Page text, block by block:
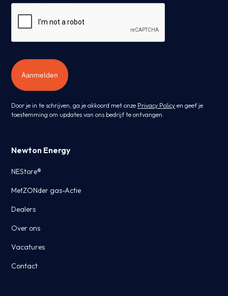
Aanmelden
Door je in te schrijven, ga je akkoord met onze Privacy Policy en geef je
toestemming om updates van ons bedrijf te ontvangen.
Newton Energy
NEStore®
MetZONder gas-Actie
Dealers
Over ons
Vacatures
Contact